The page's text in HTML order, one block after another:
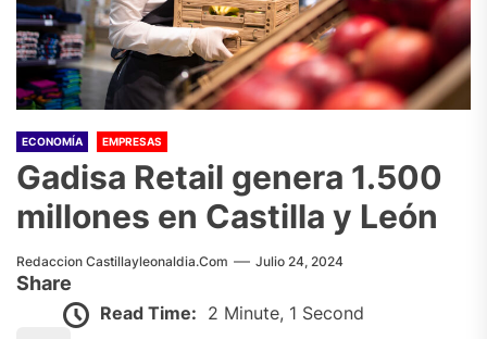
ECONOMÍA EMPRESAS
Gadisa Retail genera 1.500
millones en Castilla y León
Redaccion Castillayleonaldia.com Julio 24, 2024
Share
Read Time: 2 Minute, 1 Second